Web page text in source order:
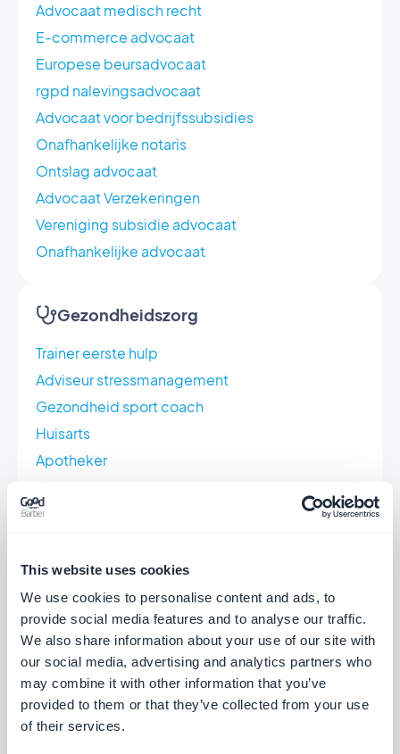
This website uses cookies
We use cookies to personalise content and ads, to
provide social media features and to analyse our traffic.
We also share information about your use of our site with
our social media, advertising and analytics partners who
may combine it with other information that you’ve
provided to them or that they’ve collected from your use
of their services.
Advocaat medisch recht
E-commerce advocaat
Europese beursadvocaat
rgpd nalevingsadvocaat
Advocaat voor bedrijfssubsidies
Onafhankelijke notaris
Ontslag advocaat
Advocaat Verzekeringen
Vereniging subsidie advocaat
Onafhankelijke advocaat
Gezondheidszorg
Trainer eerste hulp
Adviseur stressmanagement
Gezondheid sport coach
Huisarts
Apotheker
Neuroloog
Diervoedingsdeskundige
Diëtist
Gastro-enteroloog
Longarts
Psychiater
Reflexoloog
Fysiotherapeut